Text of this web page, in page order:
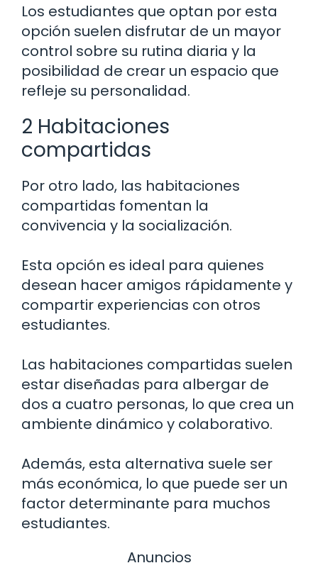
Los estudiantes que optan por esta
opción suelen disfrutar de un mayor
control sobre su rutina diaria y la
posibilidad de crear un espacio que
refleje su personalidad.
2 Habitaciones
compartidas
Por otro lado, las habitaciones
compartidas fomentan la
convivencia y la socialización.
Esta opción es ideal para quienes
desean hacer amigos rápidamente y
compartir experiencias con otros
estudiantes.
Las habitaciones compartidas suelen
estar diseñadas para albergar de
dos a cuatro personas, lo que crea un
ambiente dinámico y colaborativo.
Además, esta alternativa suele ser
más económica, lo que puede ser un
factor determinante para muchos
estudiantes.
Anuncios